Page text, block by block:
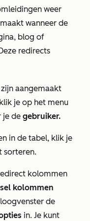
weer
wanneer de
blog of
redirects
aangemaakt
je op het menu
je de gebruiker.
in de tabel, klik je
sorteren.
kolommen
kolommen
de
in. Je kunt